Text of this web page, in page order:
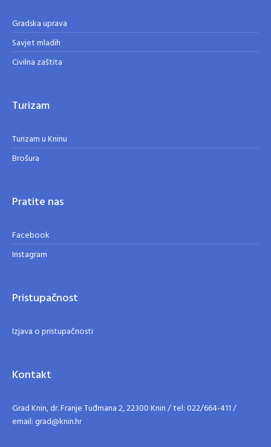
Gradska uprava
Savjet mladih
Civilna zaštita
Turizam
Turizam u Kninu
Brošura
Pratite nas
Facebook
Instagram
Pristupačnost
Izjava o pristupačnosti
Kontakt
Grad Knin, dr. Franje Tuđmana 2, 22300 Knin / tel: 022/664-411 /
email: grad@knin.hr